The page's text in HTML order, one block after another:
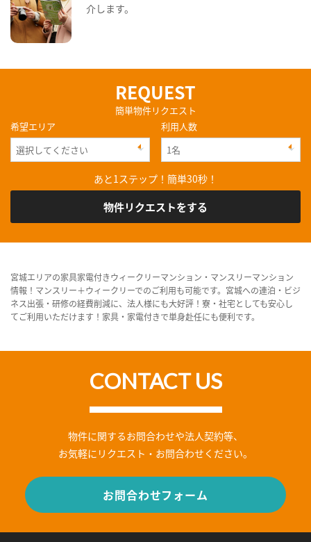
介します。
REQUEST
簡単物件リクエスト
希望エリア
利用人数
あと1ステップ！簡単30秒！
物件リクエストをする
宮城エリアの家具家電付きウィークリーマンション・マンスリーマンション
情報！マンスリー＋ウィークリーでのご利用も可能です。宮城への連泊・ビジ
ネス出張・研修の経費削減に、法人様にも大好評！寮・社宅としても安心し
てご利用いただけます！家具・家電付きで単身赴任にも便利です。
CONTACT US
物件に関するお問合わせや法人契約等、
お気軽にリクエスト・お問合わせください。
お問合わせフォーム